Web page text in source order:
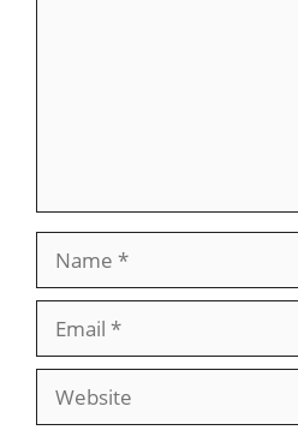
Website